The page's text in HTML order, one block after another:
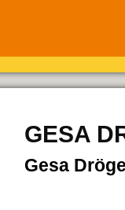
GESA
Gesa